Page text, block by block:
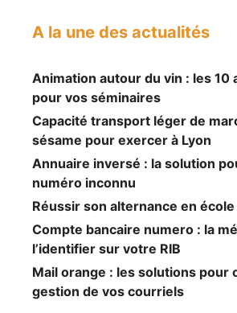
A la une des actualités
Animation autour du vin : les 10
pour vos séminaires
Capacité transport léger de
sésame pour exercer à Lyon
Annuaire inversé : la solution
numéro inconnu
Réussir son alternance en
Compte bancaire numero : la
l’identifier sur votre RIB
Mail orange : les solutions pour
gestion de vos courriels